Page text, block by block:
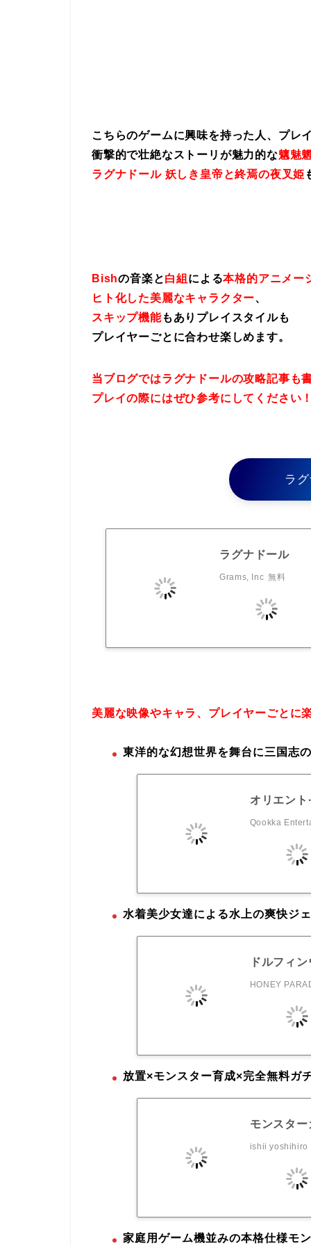
こちらのゲームに興味を持った人、プレ
衝撃的で壮絶なストーリが魅力的な魑魅
ラグナドール 妖しき皇帝と終焉の夜叉姫
Bishの音楽と白組 による本格的アニメー
ヒト化した美麗なキャラクター、
スキップ機能もありプレイスタイルも
プレイヤーごとに合わせ楽しめます。
当ブログではラグナドールの攻略記事も
プレイの際にはぜひ参考にしてください
ラ
ラグナドール
Grams, Inc 無料
美麗な映像やキャラ、プレイヤーごとに
東洋的な幻想世界を舞台に三国志
オリエント
Qookka
水着美少女達による水上の爽快ジ
ドルフィ
HONEY
放置×モンスター育成×完全無料
モンスタ
ishii yoshihiro
家庭用ゲーム機並みの本格仕様モ